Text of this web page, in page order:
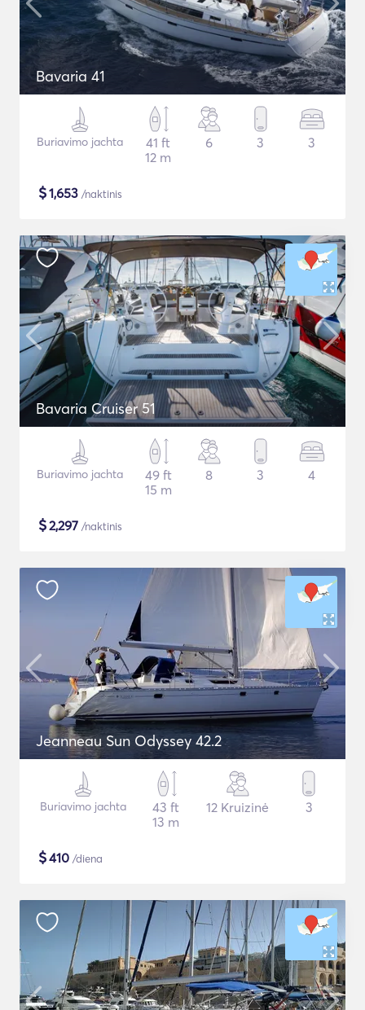
Bavaria 41
Buriavimo jachta
41 ft
12 m
6 3 3
$1,653 /naktinis
Bavaria Cruiser 51
Buriavimo jachta
49 ft
15 m
8 3 4
$2,297 /naktinis
Jeanneau Sun Odyssey 42.2
Buriavimo jachta
43 ft
13 m
12 Kruizinė 3
$410 /diena